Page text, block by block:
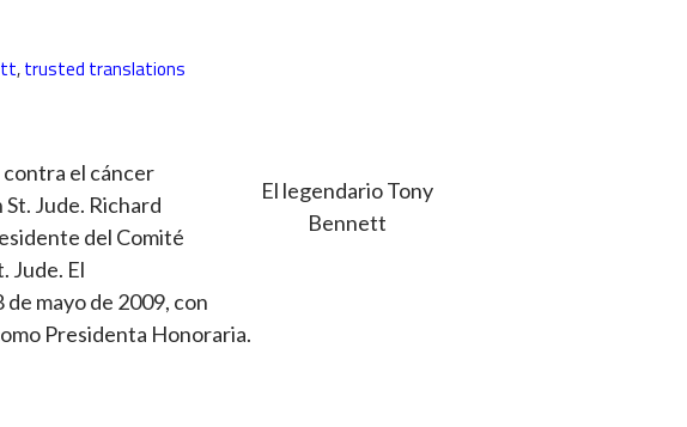
,trusted translations
El legendario Tony
Bennett
el cáncer
Jude. Richard
del Comité
Jude. El
mayo de 2009, con
Presidenta Honoraria.